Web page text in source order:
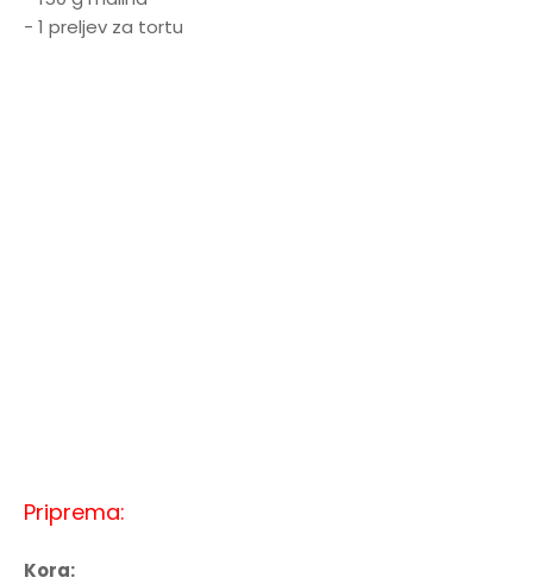
- 1 preljev za tortu
Priprema:
Kora: